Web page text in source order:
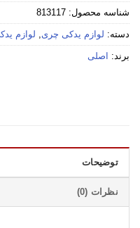
شناسه محصول: 813117
دسته: لوازم یدکی چری, لوازم
برند: اصلی
توضیحات
نظرات (0)